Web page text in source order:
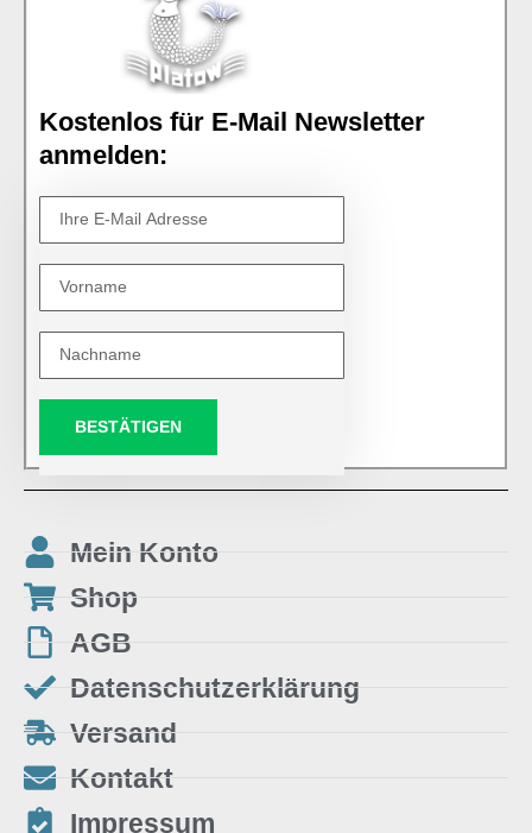
Kostenlos für E-Mail Newsletter
anmelden:
BESTÄTIGEN
Mein Konto
Shop
AGB
Datenschutzerklärung
Versand
Kontakt
Impressum